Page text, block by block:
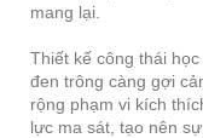
mang lại.
Thiết kế công thái
đen trông càng gợi
rộng phạm vi kích
lực ma sát, tạo nên